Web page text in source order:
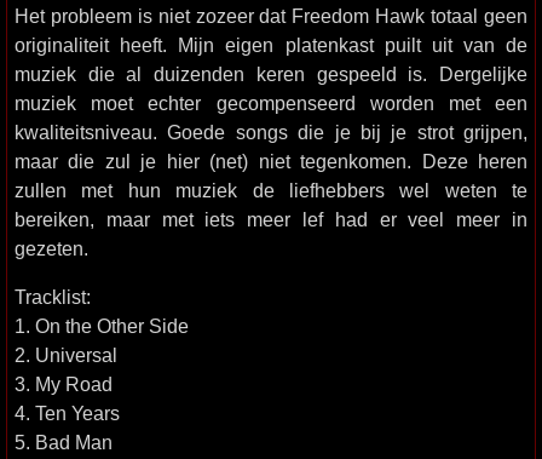
Het probleem is niet zozeer dat Freedom Hawk totaal geen
originaliteit heeft. Mijn eigen platenkast puilt uit van de
muziek die al duizenden keren gespeeld is. Dergelijke
muziek moet echter gecompenseerd worden met een
kwaliteitsniveau. Goede songs die je bij je strot grijpen,
maar die zul je hier (net) niet tegenkomen. Deze heren
zullen met hun muziek de liefhebbers wel weten te
bereiken, maar met iets meer lef had er veel meer in
gezeten.
Tracklist:
1. On the Other Side
2. Universal
3. My Road
4. Ten Years
5. Bad Man